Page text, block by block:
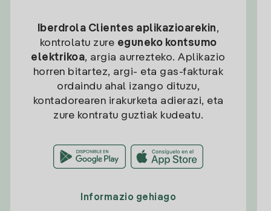
Iberdrola Clientes aplikazioarekin,
kontrolatu zure eguneko kontsumo
elektrikoa, argia aurrezteko. Aplikazio
horren bitartez, argi- eta gas-fakturak
ordaindu ahal izango dituzu,
kontadorearen irakurketa adierazi, eta
zure kontratu guztiak kudeatu.
Informazio gehiago